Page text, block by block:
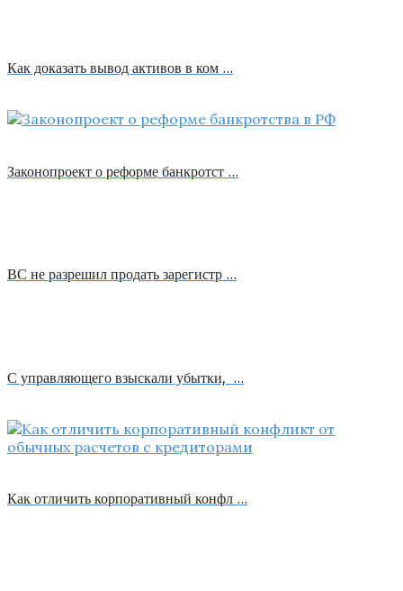
Как доказать вывод активов в ком …
Законопроект о реформе банкротст …
ВС не разрешил продать зарегистр …
С управляющего взыскали убытки, …
Как отличить корпоративный конфл …